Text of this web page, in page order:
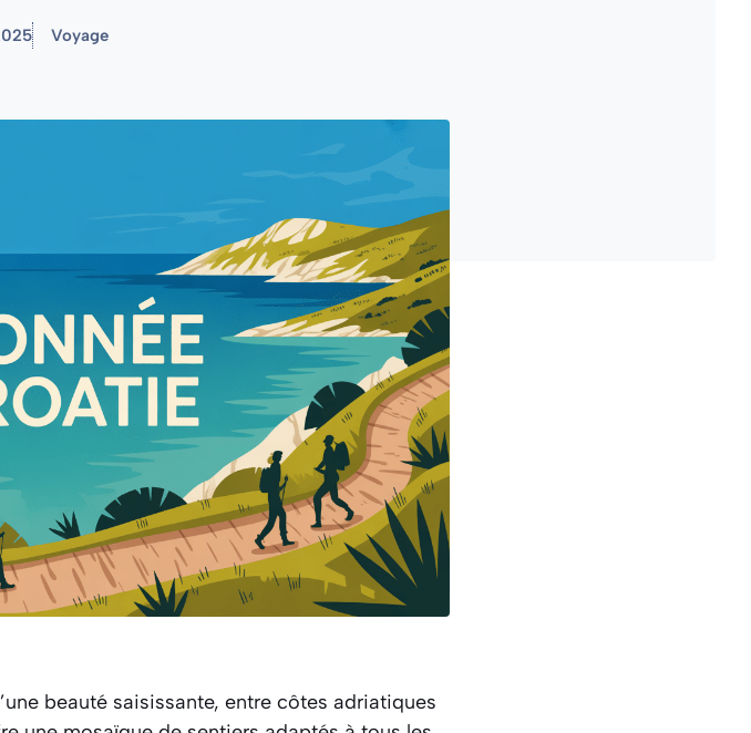
Voyage
beauté saisissante, entre côtes adriatiques